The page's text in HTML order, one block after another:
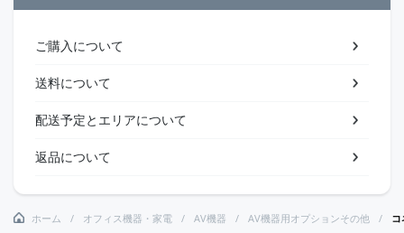
ご購入について
送料について
配送予定とエリアについて
返品について
ホーム オフィス機器・家電 AV機器 AV機器用オプションその他